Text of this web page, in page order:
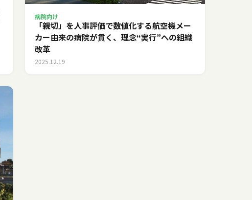
病院向け
「親切」を人事評価で数値化する――航空機メー
カー由来の病院が貫く、理念“実行”への組織
改革
2025.12.19